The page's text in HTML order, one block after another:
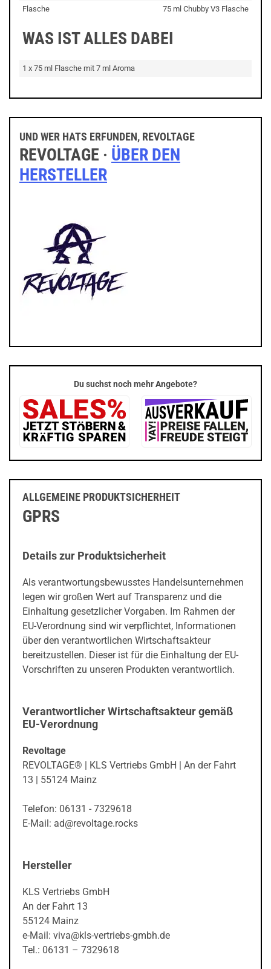
Flasche
75 ml Chubby V3 Flasche
WAS IST ALLES DABEI
1 x 75 ml Flasche mit 7 ml Aroma
UND WER HATS ERFUNDEN, REVOLTAGE
REVOLTAGE · ÜBER DEN
HERSTELLER
Du suchst noch mehr Angebote?
ALLGEMEINE PRODUKTSICHERHEIT
GPRS
Details zur Produktsicherheit
Als verantwortungsbewusstes Handelsunternehmen
legen wir großen Wert auf Transparenz und die
Einhaltung gesetzlicher Vorgaben. Im Rahmen der
EU-Verordnung sind wir verpflichtet, Informationen
über den verantwortlichen Wirtschaftsakteur
bereitzustellen. Dieser ist für die Einhaltung der EU-
Vorschriften zu unseren Produkten verantwortlich.
Verantwortlicher Wirtschaftsakteur gemäß
EU-Verordnung
Revoltage
REVOLTAGE® | KLS Vertriebs GmbH | An der Fahrt
13 | 55124 Mainz
Telefon: 06131 - 7329618
E-Mail: ad@revoltage.rocks
Hersteller
KLS Vertriebs GmbH
An der Fahrt 13
55124 Mainz
e-Mail: viva@kls-vertriebs-gmbh.de
Tel.: 06131 – 7329618